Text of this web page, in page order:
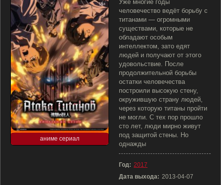
аниме сериал
Уже многие годы
человечество ведёт борьбу с
титанами — огромными
существами, которые не
обладают особым
интеллектом, зато едят
людей и получают от этого
удовольствие. После
продолжительной борьбы
остатки человечества
построили высокую стену,
окружившую страну людей,
через которую титаны пройти
не могли. С тех пор прошло
сто лет, люди мирно живут
под защитой стены. Но
однажды
Год: 2017
Дата выхода: 2013-04-07